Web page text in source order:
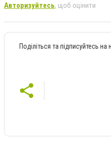
Авторизуйтесь, щоб оцінити
Поділіться та підписуйтесь на